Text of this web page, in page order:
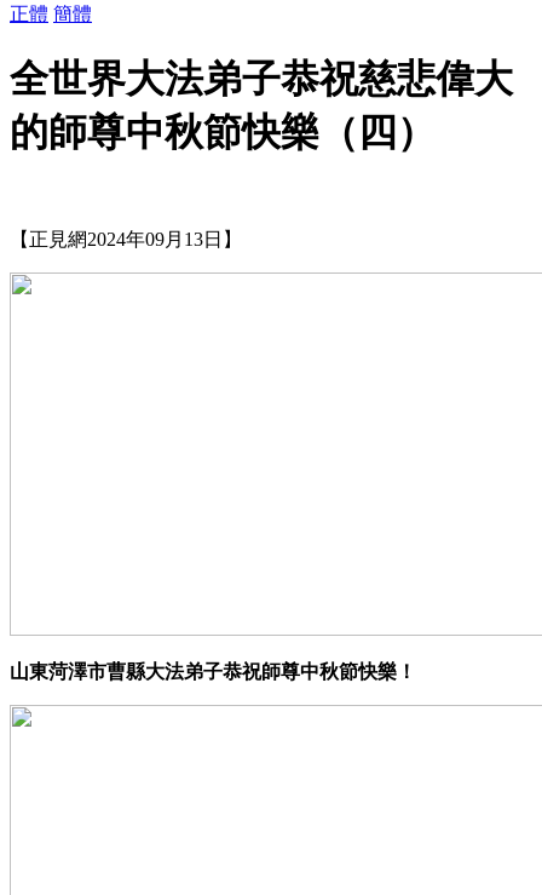
正體 簡體
全世界大法弟子恭祝慈悲偉大
的師尊中秋節快樂（四）
【正見網2024年09月13日】
山東菏澤市曹縣大法弟子恭祝師尊中秋節快樂！